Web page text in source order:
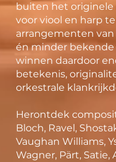
buiten het originele
voor viool en harp
arrangementen
én minder
winnen daardoor
betekenis,
orkestrale
Herontdek
Bloch, Ravel,
Vaughan Williams,
Wagner, Pärt, Satie,